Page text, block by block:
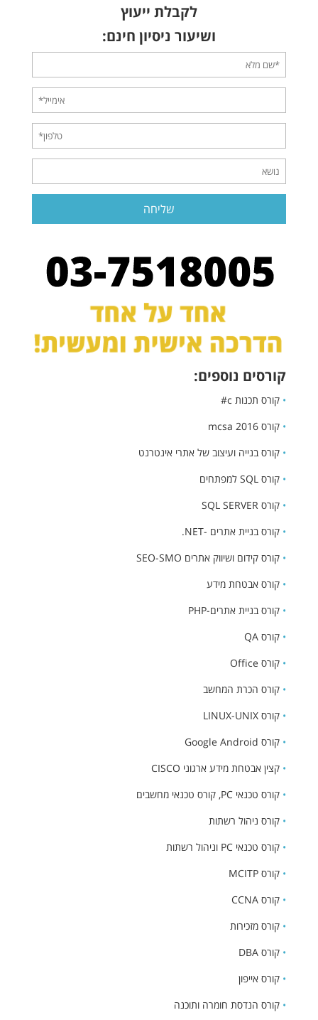
לקבלת ייעוץ
ושיעור ניסיון חינם:
קורסים נוספים:
• קורס תכנות c#
• קורס mcsa 2016
• קורס בנייה ועיצוב של אתרי אינטרנט
• קורס SQL למפתחים
• קורס SQL SERVER
• קורס בניית אתרים -NET.
• קורס קידום ושיווק אתרים SEO-SMO
• קורס אבטחת מידע
• קורס בניית אתרים-PHP
• קורס QA
• קורס Office
• קורס הכרת המחשב
• קורס LINUX-UNIX
• קורס Google Android
• קצין אבטחת מידע ארגוני CISCO
• קורס טכנאי PC, קורס טכנאי מחשבים
• קורס ניהול רשתות
• קורס טכנאי PC וניהול רשתות
• קורס MCITP
• קורס CCNA
• קורס מזכירות
• קורס DBA
• קורס אייפון
• קורס הנדסת חומרה ותוכנה